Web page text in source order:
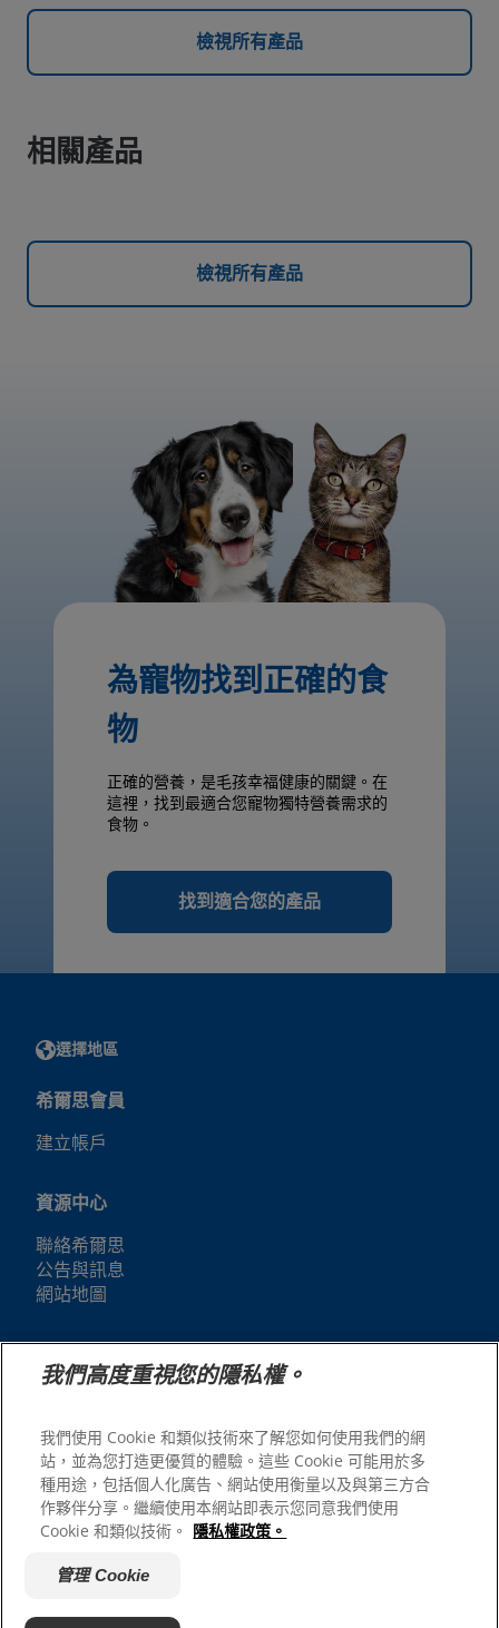
檢視所有產品
相關產品
檢視所有產品
為寵物找到正確的食
物
正確的營養，是毛孩幸福健康的關鍵。在
這裡，找到最適合您寵物獨特營養需求的
食物。
找到適合您的產品
選擇地區
希爾思會員
建立帳戶
資源中心
聯絡希爾思
公告與訊息
網站地圖
我們高度重視您的隱私權。
我們使用 Cookie 和類似技術來了解您如何使用我們的網
站，並為您打造更優質的體驗。這些 Cookie 可能用於多
種用途，包括個人化廣告、網站使用衡量以及與第三方合
作夥伴分享。繼續使用本網站即表示您同意我們使用
Cookie 和類似技術。 隱私權政策。
管理 Cookie